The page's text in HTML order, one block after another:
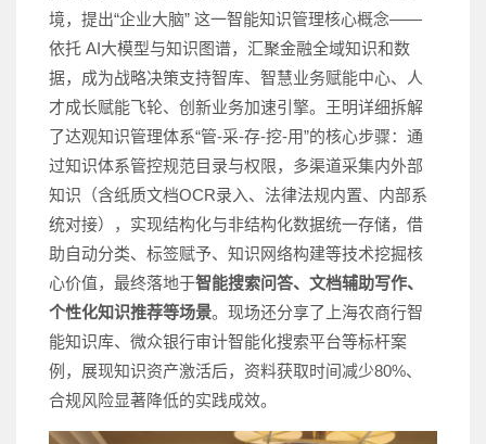
境，提出“企业大脑” 这一智能知识管理核心概念——
依托 AI大模型与知识图谱，汇聚金融全域知识和数
据，成为战略决策支持智库、智慧业务赋能中心、人
才成长赋能飞轮、创新业务加速引擎。王明详细拆解
了达观知识管理体系“管-采-存-挖-用”的核心步骤：通
过知识体系管控规范目录与权限，多渠道采集内外部
知识（含纸质文档OCR录入、法律法规内置、内部系
统对接），实现结构化与非结构化数据统一存储，借
助自动分类、标签赋予、知识网络构建等技术挖掘核
心价值，最终落地于智能搜索问答、文档辅助写作、
个性化知识推荐等场景。现场还分享了上海农商行智
能知识库、微众银行审计智能化搜索平台等标杆案
例，展现知识资产激活后，资料获取时间减少80%、
合规风险显著降低的实践成效。